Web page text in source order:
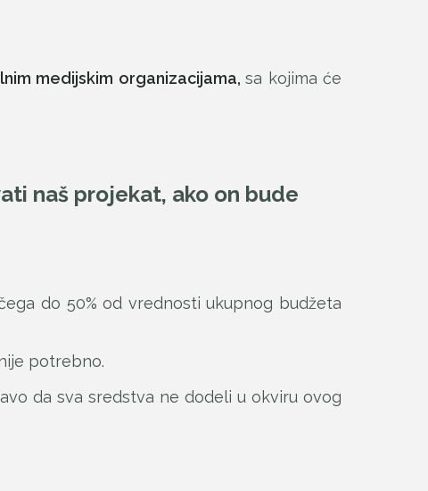
medijskim organizacijama, sa kojima će
naš projekat, ako on bude
do 50% od vrednosti ukupnog budžeta
potrebno.
da sva sredstva ne dodeli u okviru ovog